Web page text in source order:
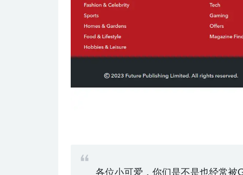
各位小可爱，你们是不是也经常被